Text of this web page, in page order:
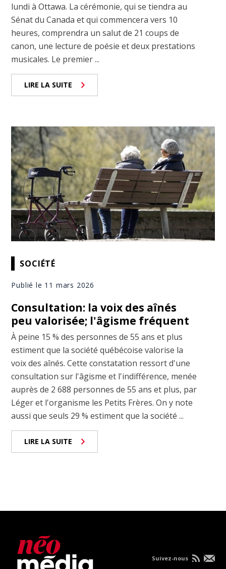
lundi à Ottawa. La cérémonie, qui se tiendra au
Sénat du Canada et qui commencera vers 10
heures, comprendra un salut de 21 coups de
canon, une lecture de poésie et deux prestations
musicales. Le premier ...
LIRE LA SUITE
SOCIÉTÉ
Publié le 11 mars 2026
Consultation: la voix des aînés
peu valorisée; l'âgisme fréquent
À peine 15 % des personnes de 55 ans et plus
estiment que la société québécoise valorise la
voix des aînés. Cette constatation ressort d'une
consultation sur l'âgisme et l'indifférence, menée
auprès de 2 688 personnes de 55 ans et plus, par
Léger et l'organisme les Petits Frères. On y note
aussi que seuls 29 % estiment que la société ...
LIRE LA SUITE
Suivez-nous